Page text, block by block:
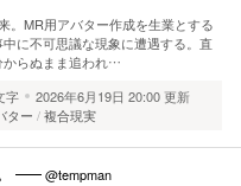
。MR用アバター作成を生業とする
に不可思議な現象に遭遇する。直
からぬまま追われ…
字
2026年6月19日 20:00 更新
ター 複合現実
@tempman